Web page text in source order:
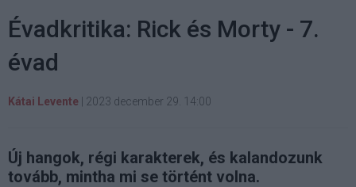
Évadkritika: Rick és Morty - 7.
évad
Kátai Levente 2023 december 29. 14:00
Új hangok, régi karakterek, és kalandozunk
tovább, mintha mi se történt volna.